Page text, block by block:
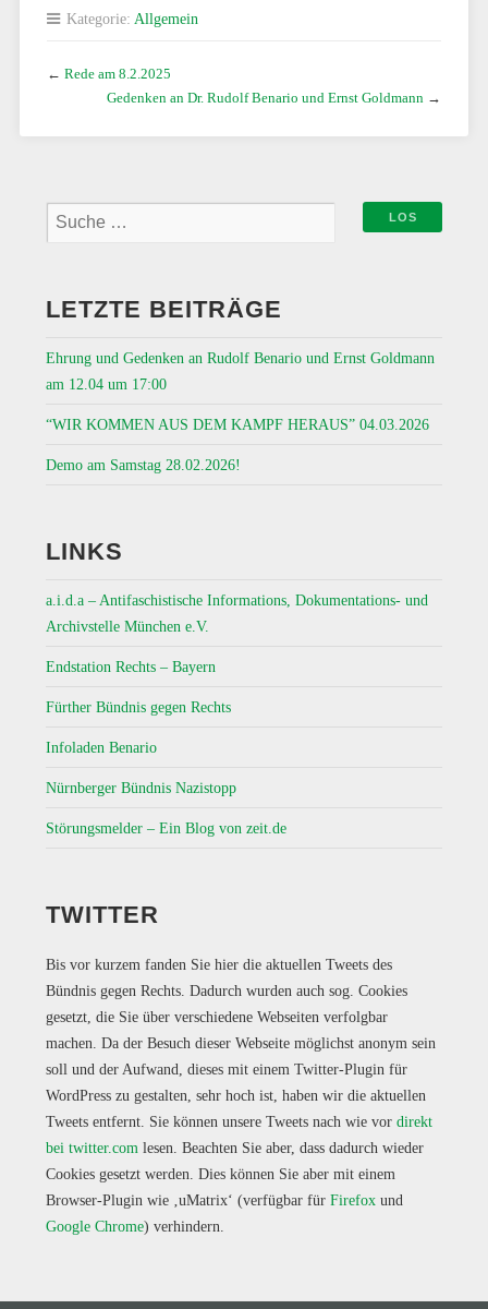
Kategorie: Allgemein
← Rede am 8.2.2025
Gedenken an Dr. Rudolf Benario und Ernst Goldmann →
LETZTE BEITRÄGE
Ehrung und Gedenken an Rudolf Benario und Ernst Goldmann
am 12.04 um 17:00
“WIR KOMMEN AUS DEM KAMPF HERAUS” 04.03.2026
Demo am Samstag 28.02.2026!
LINKS
a.i.d.a – Antifaschistische Informations, Dokumentations- und
Archivstelle München e.V.
Endstation Rechts – Bayern
Fürther Bündnis gegen Rechts
Infoladen Benario
Nürnberger Bündnis Nazistopp
Störungsmelder – Ein Blog von zeit.de
TWITTER
Bis vor kurzem fanden Sie hier die aktuellen Tweets des
Bündnis gegen Rechts. Dadurch wurden auch sog. Cookies
gesetzt, die Sie über verschiedene Webseiten verfolgbar
machen. Da der Besuch dieser Webseite möglichst anonym sein
soll und der Aufwand, dieses mit einem Twitter-Plugin für
WordPress zu gestalten, sehr hoch ist, haben wir die aktuellen
Tweets entfernt. Sie können unsere Tweets nach wie vor direkt
bei twitter.com lesen. Beachten Sie aber, dass dadurch wieder
Cookies gesetzt werden. Dies können Sie aber mit einem
Browser-Plugin wie ‚uMatrix‘ (verfügbar für Firefoxund
Google Chrome) verhindern.